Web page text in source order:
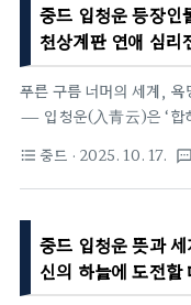
낮에는 설레고 밤에는 긴
자야귀 허개x전희미 등장
는 설레고 밤에는 긴장되
归)》는 인간과 요괴의 공
전 판타지와 로맨스로 풀
세계에서 부딪히
가기 자야귀 1화 |
중드 입청운 등장
천상계판 연애 심
푸른 구름 너머의 세계,
— 입청운(入青云)은 ‘합
스르고 자신만의 하늘을
맥(灵脉)을 잃은 자, 금단
체를 숨긴 여전사. 이 서로
들어내는 긴장감은 단순
의 서사시다. 첫 회부터
함과 인물 간의 미묘한 심
format_list_bulleted 중드 · 2025. 10. 17. textsms
중드 입청운 뜻과
신의 하늘에 도전할